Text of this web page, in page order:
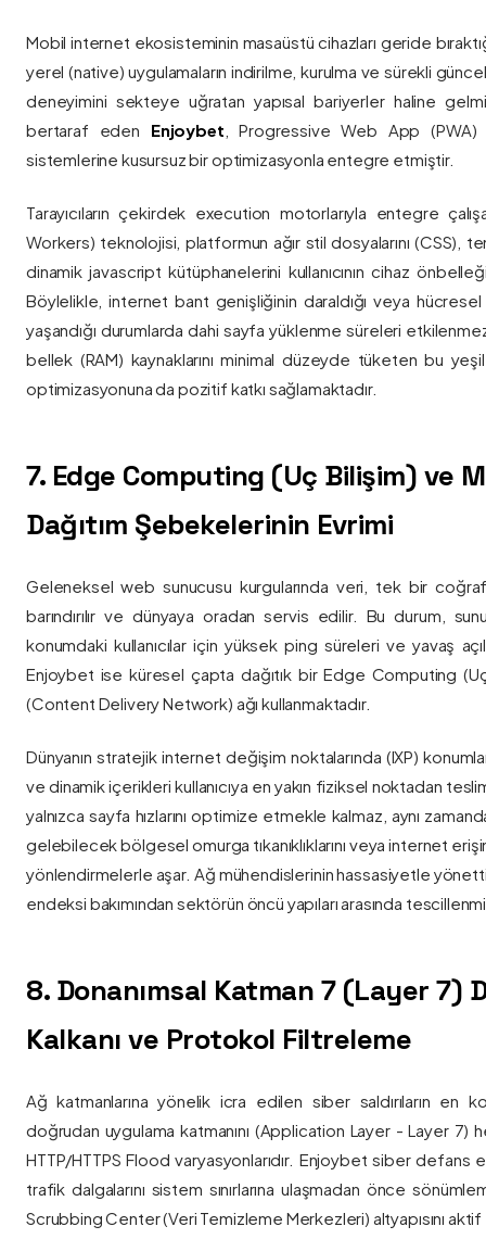
Mobil internet ekosisteminin masaüstü cihazları geride
yerel (native) uygulamaların indirilme, kurulma ve sürekli
deneyimini sekteye uğratan yapısal bariyerler haline
bertaraf eden Enjoybet , Progressive Web App (PWA)
sistemlerine kusursuz bir optimizasyonla entegre etmiştir.
Tarayıcıların çekirdek execution motorlarıyla entegre
Workers) teknolojisi, platformun ağır stil dosyalarını (CSS),
dinamik javascript kütüphanelerini kullanıcının cihaz
Böylelikle, internet bant genişliğinin daraldığı veya
yaşandığı durumlarda dahi sayfa yüklenme süreleri
bellek (RAM) kaynaklarını minimal düzeyde tüketen bu yeşil
optimizasyonuna da pozitif katkı sağlamaktadır.
7. Edge Computing (Uç Bilişim) ve
Dağıtım Şebekelerinin Evrimi
Geleneksel web sunucusu kurgularında veri, tek bir
barındırılır ve dünyaya oradan servis edilir. Bu durum,
konumdaki kullanıcılar için yüksek ping süreleri ve yavaş
Enjoybet ise küresel çapta dağıtık bir Edge Computing
(Content Delivery Network) ağı kullanmaktadır.
Dünyanın stratejik internet değişim noktalarında (IXP)
ve dinamik içerikleri kullanıcıya en yakın fiziksel noktadan
yalnızca sayfa hızlarını optimize etmekle kalmaz, aynı
gelebilecek bölgesel omurga tıkanıklıklarını veya internet
yönlendirmelerle aşar. Ağ mühendislerinin hassasiyetle
endeksi bakımından sektörün öncü yapıları arasında
8. Donanımsal Katman 7 (Layer 7)
Kalkanı ve Protokol Filtreleme
Ağ katmanlarına yönelik icra edilen siber saldırıların en
doğrudan uygulama katmanını (Application Layer - Layer 7)
HTTP/HTTPS Flood varyasyonlarıdır. Enjoybet siber
trafik dalgalarını sistem sınırlarına ulaşmadan önce
Scrubbing Center (Veri Temizleme Merkezleri) altyapısını